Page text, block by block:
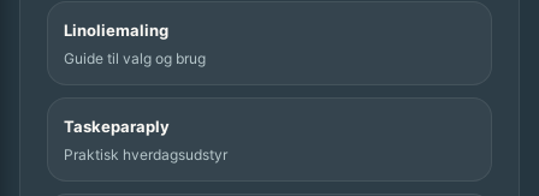
Linoliemaling
Guide til valg og brug
Taskeparaply
Praktisk hverdagsudstyr